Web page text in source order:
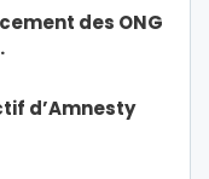
des ONG
d’Amnesty